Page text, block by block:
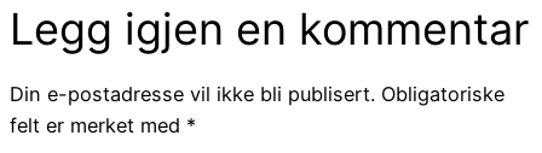
Legg igjen en kommentar
Din e-postadresse vil ikke bli publisert. Obligatoriske
felt er merket med *